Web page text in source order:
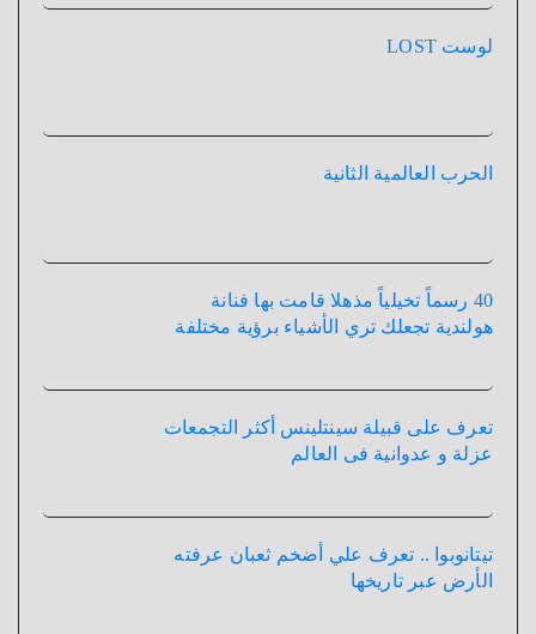
لوست LOST
الحرب العالمية الثانية
40 رسماً تخيلياً مذهلا قامت بها فنانة
هولندية تجعلك تري الأشياء برؤية مختلفة
تعرف على قبيلة سينتلينس أكثر التجمعات
عزلة و عدوانية فى العالم
تيتانوبوا .. تعرف علي أضخم ثعبان عرفته
الأرض عبر تاريخها